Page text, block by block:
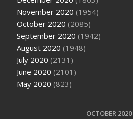
November 2020 (1954)
October 2020 (2085)
September 2020 (1942)
August 2020 (1948)
July 2020 (2131)
June 2020 (2101)
May 2020 (823)
OCTOBER 2020